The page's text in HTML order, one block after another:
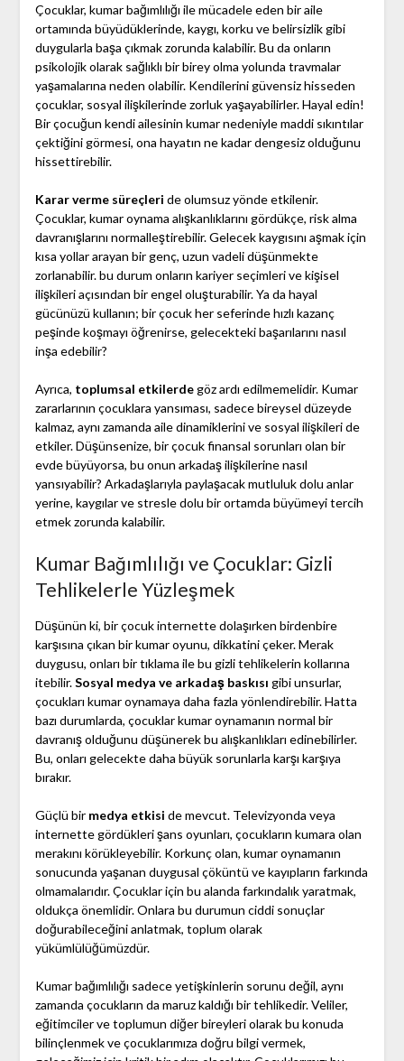
Çocuklar, kumar bağımlılığı ile mücadele eden bir aile
ortamında büyüdüklerinde, kaygı, korku ve belirsizlik gibi
duygularla başa çıkmak zorunda kalabilir. Bu da onların
psikolojik olarak sağlıklı bir birey olma yolunda travmalar
yaşamalarına neden olabilir. Kendilerini güvensiz hisseden
çocuklar, sosyal ilişkilerinde zorluk yaşayabilirler. Hayal edin!
Bir çocuğun kendi ailesinin kumar nedeniyle maddi sıkıntılar
çektiğini görmesi, ona hayatın ne kadar dengesiz olduğunu
hissettirebilir.
Karar verme süreçleri de olumsuz yönde etkilenir.
Çocuklar, kumar oynama alışkanlıklarını gördükçe, risk alma
davranışlarını normalleştirebilir. Gelecek kaygısını aşmak için
kısa yollar arayan bir genç, uzun vadeli düşünmekte
zorlanabilir. bu durum onların kariyer seçimleri ve kişisel
ilişkileri açısından bir engel oluşturabilir. Ya da hayal
gücünüzü kullanın; bir çocuk her seferinde hızlı kazanç
peşinde koşmayı öğrenirse, gelecekteki başarılarını nasıl
inşa edebilir?
Ayrıca, toplumsal etkilerdegöz ardı edilmemelidir. Kumar
zararlarının çocuklara yansıması, sadece bireysel düzeyde
kalmaz, aynı zamanda aile dinamiklerini ve sosyal ilişkileri de
etkiler. Düşünsenize, bir çocuk finansal sorunları olan bir
evde büyüyorsa, bu onun arkadaş ilişkilerine nasıl
yansıyabilir? Arkadaşlarıyla paylaşacak mutluluk dolu anlar
yerine, kaygılar ve stresle dolu bir ortamda büyümeyi tercih
etmek zorunda kalabilir.
Kumar Bağımlılığı ve Çocuklar: Gizli
Tehlikelerle Yüzleşmek
Düşünün ki, bir çocuk internette dolaşırken birdenbire
karşısına çıkan bir kumar oyunu, dikkatini çeker. Merak
duygusu, onları bir tıklama ile bu gizli tehlikelerin kollarına
itebilir.Sosyal medya ve arkadaş baskısı gibi unsurlar,
çocukları kumar oynamaya daha fazla yönlendirebilir. Hatta
bazı durumlarda, çocuklar kumar oynamanın normal bir
davranış olduğunu düşünerek bu alışkanlıkları edinebilirler.
Bu, onları gelecekte daha büyük sorunlarla karşı karşıya
bırakır.
Güçlü bir medya etkisi de mevcut. Televizyonda veya
internette gördükleri şans oyunları, çocukların kumara olan
merakını körükleyebilir. Korkunç olan, kumar oynamanın
sonucunda yaşanan duygusal çöküntü ve kayıpların farkında
olmamalarıdır. Çocuklar için bu alanda farkındalık yaratmak,
oldukça önemlidir. Onlara bu durumun ciddi sonuçlar
doğurabileceğini anlatmak, toplum olarak
yükümlülüğümüzdür.
Kumar bağımlılığı sadece yetişkinlerin sorunu değil, aynı
zamanda çocukların da maruz kaldığı bir tehlikedir. Veliler,
eğitimciler ve toplumun diğer bireyleri olarak bu konuda
bilinçlenmek ve çocuklarımıza doğru bilgi vermek,